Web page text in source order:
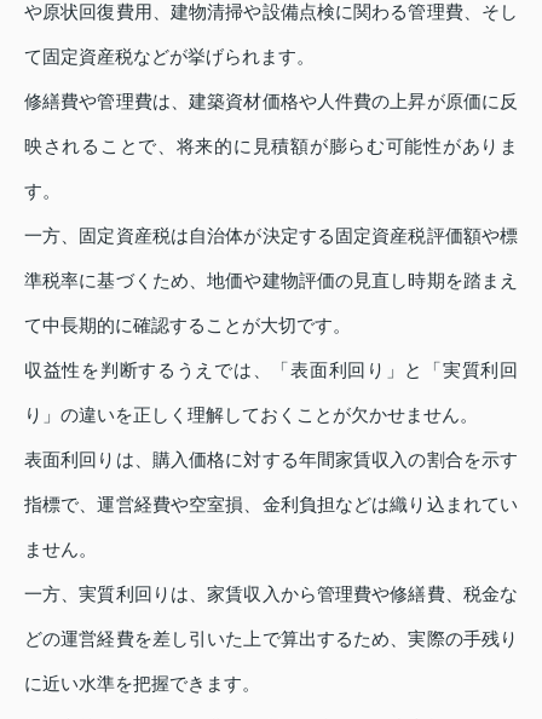
や原状回復費用、建物清掃や設備点検に関わる管理費、そし
て固定資産税などが挙げられます。
修繕費や管理費は、建築資材価格や人件費の上昇が原価に反
映されることで、将来的に見積額が膨らむ可能性がありま
す。
一方、固定資産税は自治体が決定する固定資産税評価額や標
準税率に基づくため、地価や建物評価の見直し時期を踏まえ
て中長期的に確認することが大切です。
収益性を判断するうえでは、「表面利回り」と「実質利回
り」の違いを正しく理解しておくことが欠かせません。
表面利回りは、購入価格に対する年間家賃収入の割合を示す
指標で、運営経費や空室損、金利負担などは織り込まれてい
ません。
一方、実質利回りは、家賃収入から管理費や修繕費、税金な
どの運営経費を差し引いた上で算出するため、実際の手残り
に近い水準を把握できます。